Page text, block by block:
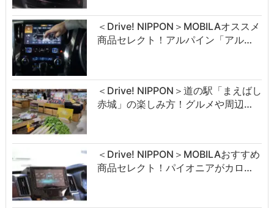
＜Drive! NIPPON＞MOBILAオススメ
商品セレクト！アルパイン「アル…
＜Drive! NIPPON＞道の駅「まえばし
赤城」の楽しみ方！グルメや周辺…
＜Drive! NIPPON＞MOBILAおすすめ
商品セレクト！パイオニアがカロ…